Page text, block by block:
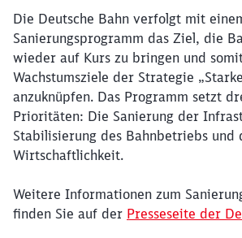
Die Deutsche Bahn verfolgt mit
Sanierungsprogramm das Ziel, die
wieder auf Kurs zu bringen und
Wachstumsziele der Strategie
anzuknüpfen. Das Programm setzt
Prioritäten: Die Sanierung der
Stabilisierung des Bahnbetriebs und
Wirtschaftlichkeit.
Weitere Informationen zum
finden Sie auf der Presseseite der
Abbrechen